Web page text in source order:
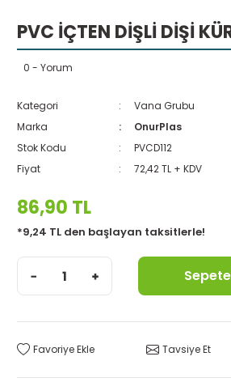
PVC İÇTEN DİŞLİ DİŞİ
0 - Yorum
Kategori
Vana Grubu
Marka
OnurPlas
Stok Kodu
PVCD112
Fiyat
72,42 TL + KDV
86,90 TL
*9,24 TL den başlayan taksitlerle!
Tavsiye Et